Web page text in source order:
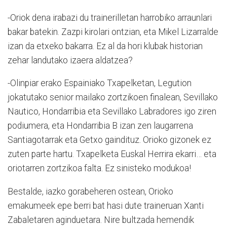
-Oriok dena irabazi du trainerilletan harrobiko arraunlari
bakar batekin. Zazpi kirolari ontzian, eta Mikel Lizarralde
izan da etxeko bakarra. Ez al da hori klubak historian
zehar landutako izaera aldatzea?
-Olinpiar erako Espainiako Txapelketan, Legution
jokatutako senior mailako zortzikoen finalean, Sevillako
Nautico, Hondarribia eta Sevillako Labradores igo ziren
podiumera, eta Hondarribia B izan zen laugarrena
Santiagotarrak eta Getxo gaindituz. Orioko gizonek ez
zuten parte hartu. Txapelketa Euskal Herrira ekarri… eta
oriotarren zortzikoa falta. Ez sinisteko modukoa!
Bestalde, iazko gorabeheren ostean, Orioko
emakumeek epe berri bat hasi dute traineruan Xanti
Zabaletaren aginduetara. Nire bultzada hemendik